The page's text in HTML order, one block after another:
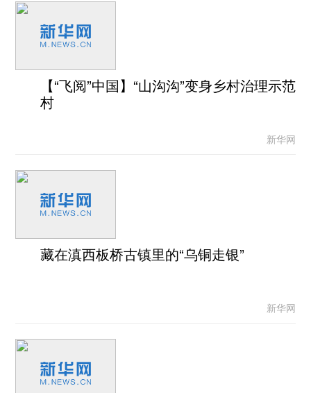
【“飞阅”中国】“山沟沟”变身乡村治理示范
村
新华网
藏在滇西板桥古镇里的“乌铜走银”
新华网